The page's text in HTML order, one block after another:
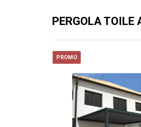
PERGOLA
PROMO